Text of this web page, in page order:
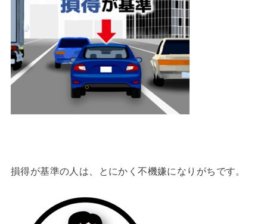
損得が基準の人は、とにかく不機嫌になりがちです。